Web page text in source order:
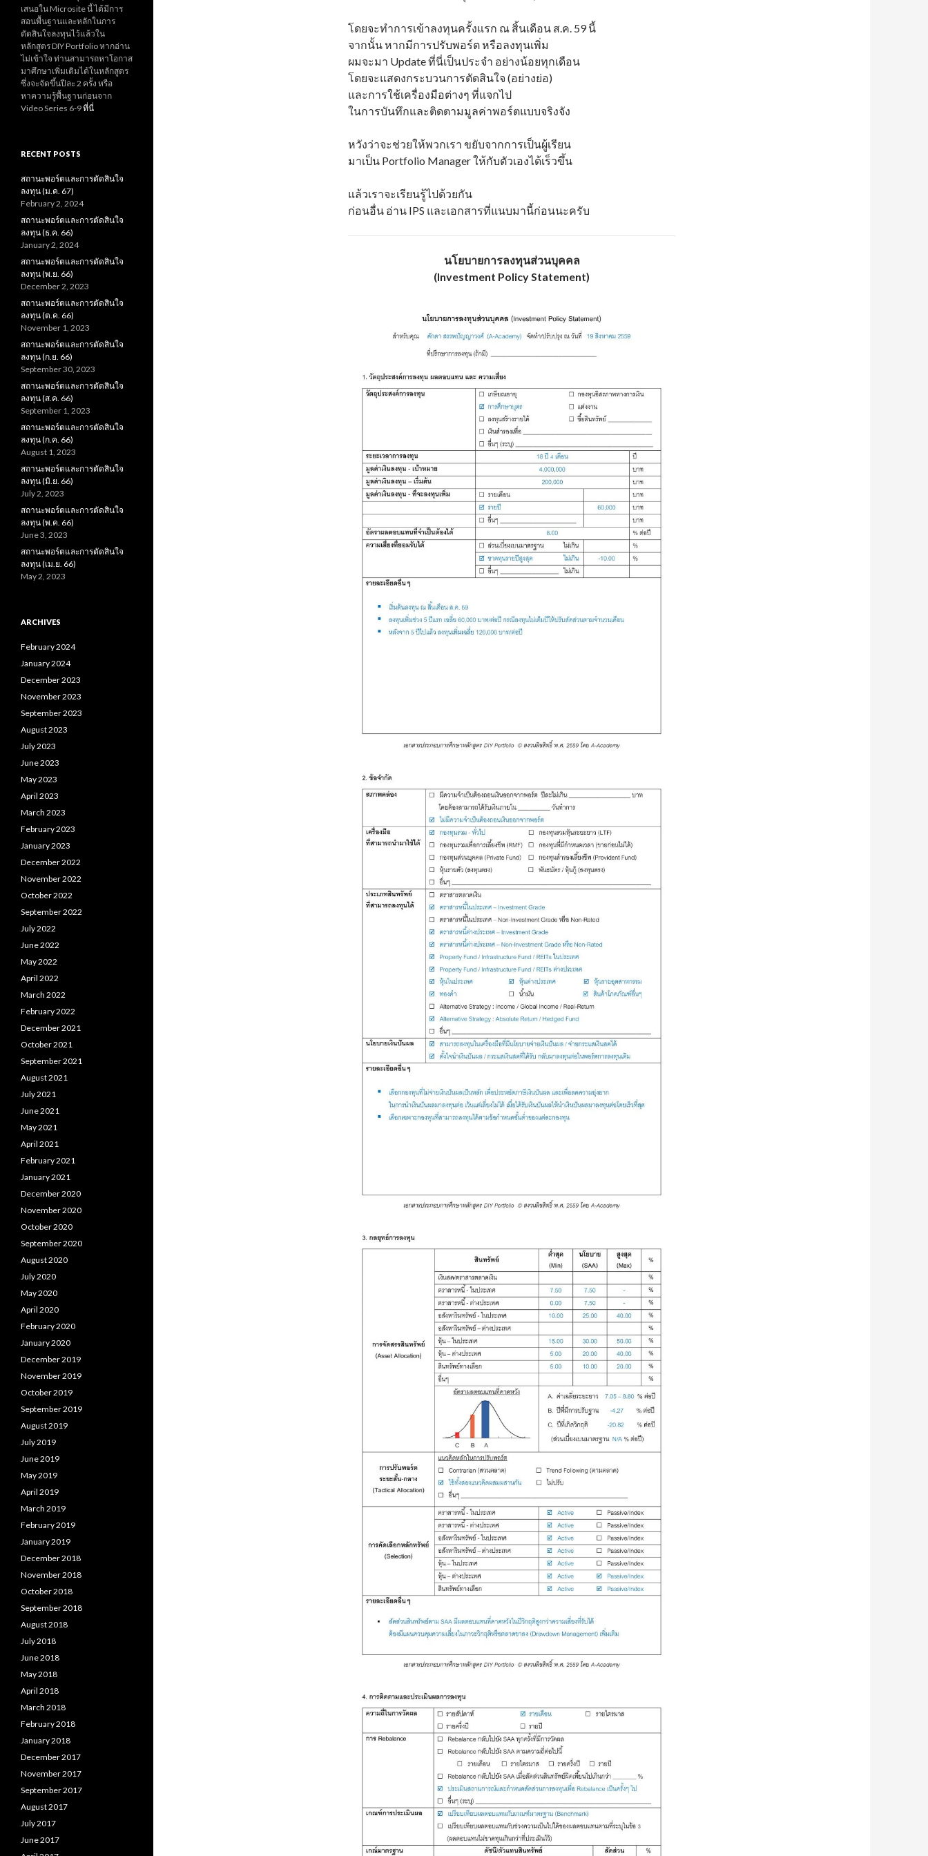
โดยจะทำการเข้าลงทุนครั้งแรก ณ สิ้นเดือน ส.ค. 59 นี้
จากนั้น หากมีการปรับพอร์ต หรือลงทุนเพิ่ม
ผมจะมา Update ที่นี่เป็นประจำ อย่างน้อยทุกเดือน
โดยจะแสดงกระบวนการตัดสินใจ (อย่างย่อ)
และการใช้เครื่องมือต่างๆ ที่แจกไป
ในการบันทึกและติดตามมูลค่าพอร์ตแบบจริงจัง
หวังว่าจะช่วยให้พวกเรา ขยับจากการเป็นผู้เรียน
มาเป็น Portfolio Manager ให้กับตัวเองได้เร็วขึ้น
แล้วเราจะเรียนรู้ไปด้วยกัน
ก่อนอื่น อ่าน IPS และเอกสารที่แนบมานี้ก่อนนะครับ
นโยบายการลงทุนส่วนบุคคล
(Investment Policy Statement)
เสนอใน Microsite นี้ ได้มีการ
สอนพื้นฐานและหลักในการ
ตัดสินใจลงทุนไว้แล้วใน
หลักสูตร DIY Portfolio หากอ่าน
ไม่เข้าใจ ท่านสามารถหาโอกาส
มาศึกษาเพิ่มเติมได้ในหลักสูตร
ซึ่งจะจัดขึ้นปีละ 2 ครั้ง หรือ
หาความรู้พื้นฐานก่อนจาก
Video Series 6-9ที่นี่
RECENT POSTS
สถานะพอร์ตและการตัดสินใจ
ลงทุน (ม.ค. 67)
February 2, 2024
สถานะพอร์ตและการตัดสินใจ
ลงทุน (ธ.ค. 66)
January 2, 2024
สถานะพอร์ตและการตัดสินใจ
ลงทุน (พ.ย. 66)
December 2, 2023
สถานะพอร์ตและการตัดสินใจ
ลงทุน (ต.ค. 66)
November 1, 2023
สถานะพอร์ตและการตัดสินใจ
ลงทุน (ก.ย. 66)
September 30, 2023
สถานะพอร์ตและการตัดสินใจ
ลงทุน (ส.ค. 66)
September 1, 2023
สถานะพอร์ตและการตัดสินใจ
ลงทุน (ก.ค. 66)
August 1, 2023
สถานะพอร์ตและการตัดสินใจ
ลงทุน (มิ.ย. 66)
July 2, 2023
สถานะพอร์ตและการตัดสินใจ
ลงทุน (พ.ค. 66)
June 3, 2023
สถานะพอร์ตและการตัดสินใจ
ลงทุน (เม.ย. 66)
May 2, 2023
ARCHIVES
February 2024
January 2024
December 2023
November 2023
September 2023
August 2023
July 2023
June 2023
May 2023
April 2023
March 2023
February 2023
January 2023
December 2022
November 2022
October 2022
September 2022
July 2022
June 2022
May 2022
April 2022
March 2022
February 2022
December 2021
October 2021
September 2021
August 2021
July 2021
June 2021
May 2021
April 2021
February 2021
January 2021
December 2020
November 2020
October 2020
September 2020
August 2020
July 2020
May 2020
April 2020
February 2020
January 2020
December 2019
November 2019
October 2019
September 2019
August 2019
July 2019
June 2019
May 2019
April 2019
March 2019
February 2019
January 2019
December 2018
November 2018
October 2018
September 2018
August 2018
July 2018
June 2018
May 2018
April 2018
March 2018
February 2018
January 2018
December 2017
November 2017
September 2017
August 2017
July 2017
June 2017